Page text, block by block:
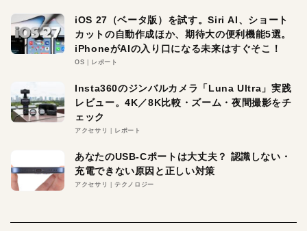
iOS 27（ベータ版）を試す。Siri AI、ショート
カットの自動作成ほか、期待大の便利機能5選。
iPhoneがAIの入り口になる未来はすぐそこ！
OS レポート
Insta360のジンバルカメラ「Luna Ultra」実践
レビュー。4K／8K比較・ズーム・夜間撮影をチ
ェック
アクセサリ レポート
あなたのUSB-Cポートは大丈夫？ 認識しない・
充電できない原因と正しい対策
アクセサリ テクノロジー